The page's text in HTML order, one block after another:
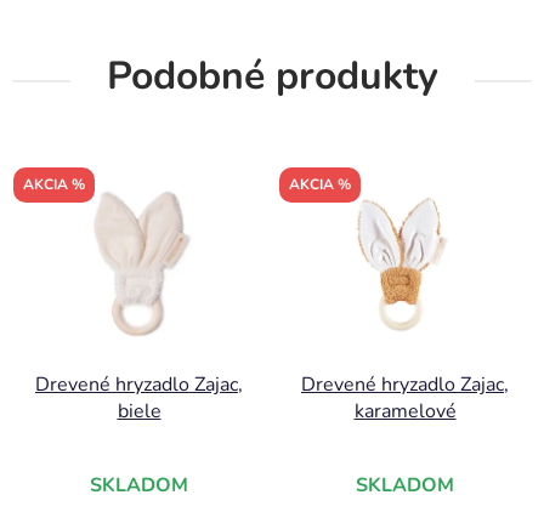
Podobné produkty
AKCIA %
Drevené hryzadlo Zajac,
biele
SKLADOM
AKCIA %
Drevené hryzadlo Zajac,
karamelové
SKLADOM